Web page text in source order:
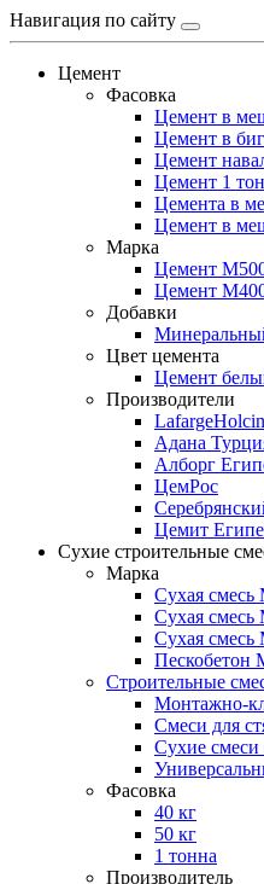
Навигация по сайту
Цемент
Фасовка
Цемент в
Цемент в
Цемент
Цемент 1
Цемента в
Цемент в
Марка
Цемент
Цемент
Добавки
Цвет цемента
Цемент
Производители
Адана
Алборг
ЦемРос
Цемит
Сухие строительные
Марка
Сухая смесь
Сухая смесь
Сухая смесь
Пескобетон
Строительные
Монтажно-
Смеси для
Сухие
Фасовка
40 кг
50 кг
1 тонна
Производитель